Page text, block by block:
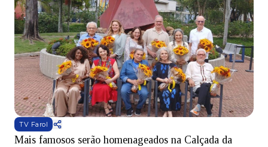
TV Farol
Mais famosos serão homenageados na Calçada da